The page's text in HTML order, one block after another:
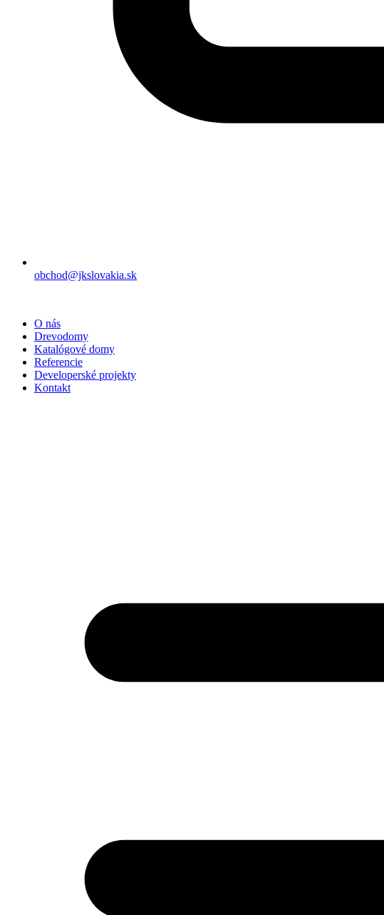
obchod@jkslovakia.sk
O nás
Drevodomy
Katalógové domy
Referencie
Developerské projekty
Kontakt